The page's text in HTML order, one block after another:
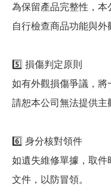
為保留產品完整性，本
自行檢查商品功能與外
5️⃣ 損傷判定原則
如有外觀損傷爭議，將
請恕本公司無法提供主
6️⃣ 身分核對領件
如遺失維修單據，取件
文件，以防冒領。